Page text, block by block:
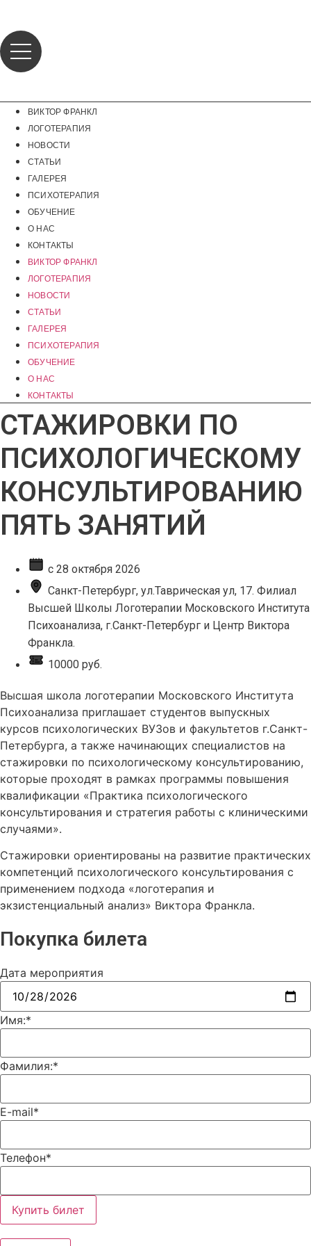
содержимому
ВИКТОР ФРАНКЛ
ЛОГОТЕРАПИЯ
НОВОСТИ
СТАТЬИ
ГАЛЕРЕЯ
ПСИХОТЕРАПИЯ
ОБУЧЕНИЕ
О НАС
КОНТАКТЫ
ВИКТОР ФРАНКЛ
ЛОГОТЕРАПИЯ
НОВОСТИ
СТАТЬИ
ГАЛЕРЕЯ
ПСИХОТЕРАПИЯ
ОБУЧЕНИЕ
О НАС
КОНТАКТЫ
СТАЖИРОВКИ ПО
ПСИХОЛОГИЧЕСКОМУ
КОНСУЛЬТИРОВАНИЮ
ПЯТЬ ЗАНЯТИЙ
с 28 октября 2026
Санкт-Петербург, ул.Таврическая ул, 17. Филиал
Высшей Школы Логотерапии Московского Института
Психоанализа, г.Санкт-Петербург и Центр Виктора
Франкла.
10000 руб.
Высшая школа логотерапии Московского Института
Психоанализа приглашает студентов выпускных
курсов психологических ВУЗов и факультетов г.Санкт-
Петербурга, а также начинающих специалистов на
стажировки по психологическому консультированию,
которые проходят в рамках программы повышения
квалификации «Практика психологического
консультирования и стратегия работы с клиническими
случаями».
Стажировки ориентированы на развитие практических
компетенций психологического консультирования с
применением подхода «логотерапия и
экзистенциальный анализ» Виктора Франкла.
Покупка билета
Дата мероприятия
Имя:*
Фамилия:*
E-mail*
Телефон*
Купить билет